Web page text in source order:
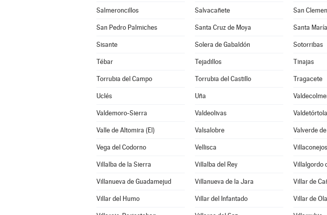
Salmeroncillos Salvacañete San
San Pedro Palmiches Santa Cruz de Moya Santa
Sisante Solera de Gabaldón Sotorribas
Tébar Tejadillos Tinajas
Torrubia del Campo Torrubia del Castillo Tragacete
Uclés Uña
Valdemoro-Sierra Valdeolivas Valdetórtola
Valle de Altomira (El) Valsalobre Valverde
Vega del Codorno Vellisca
Villalba de la Sierra Villalba del Rey Villalgordo
Villanueva de Guadamejud Villanueva de la Jara Villar de
Villar del Humo Villar del Infantado Villar de